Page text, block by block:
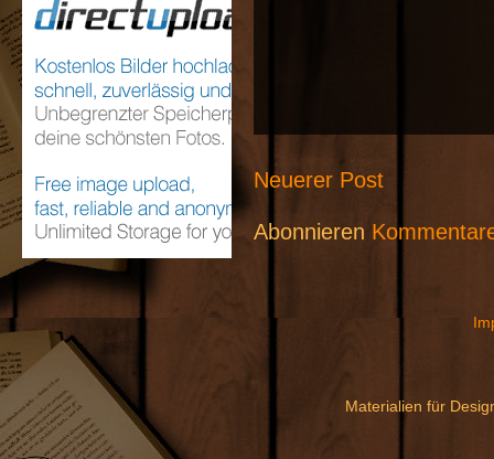
Neuerer Post
Abonnieren
Materialien für